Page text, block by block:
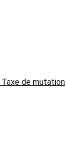
Taxe de mutation